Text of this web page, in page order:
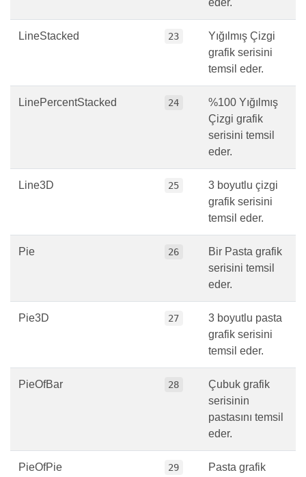
eder.
LineStacked 23
Yığılmış Çizgi
grafik serisini
temsil eder.
LinePercentStacked 24
%100 Yığılmış
Çizgi grafik
serisini temsil
eder.
Line3D 25
3 boyutlu çizgi
grafik serisini
temsil eder.
Pie 26
Bir Pasta grafik
serisini temsil
eder.
Pie3D 27
3 boyutlu pasta
grafik serisini
temsil eder.
PieOfBar 28
Çubuk grafik
serisinin
pastasını temsil
eder.
PieOfPie 29
Pasta grafik